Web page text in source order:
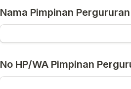
Nama Pimpinan
No HP/WA Pimpinan